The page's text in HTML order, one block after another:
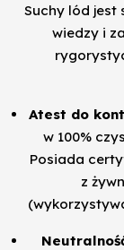
Suchy lód
wiedzy i
Atest do
w 100%
Posiada
z